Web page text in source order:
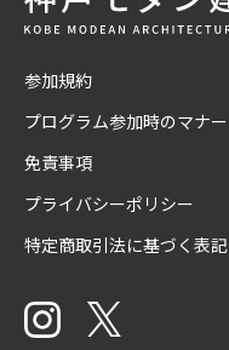
参加規約
プログラム参加時のマナー
免責事項
プライバシーポリシー
特定商取引法に基づく表記